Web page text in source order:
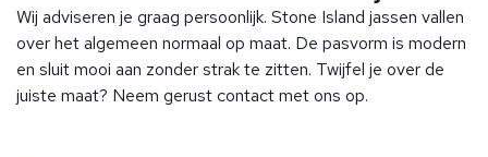
Wij adviseren je graag persoonlijk. Stone Island jassen vallen
over het algemeen normaal op maat. De pasvorm is modern
en sluit mooi aan zonder strak te zitten. Twijfel je over de
juiste maat? Neem gerust contact met ons op.